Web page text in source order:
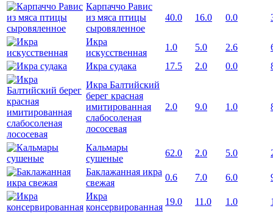
Карпаччо Равис
из мяса птицы
сыровяленное
40.0 16.0 0.0
Икра
искусственная
1.0 5.0 2.6
Икра судака
17.5 2.0 0.0
Икра Балтийский
берег красная
имитированная
слабосоленая
лососевая
2.0 9.0 1.0
Кальмары
сушеные
62.0 2.0 5.0
Баклажанная икра
свежая
0.6 7.0 6.0
Икра
консервированная
19.0 11.0 1.0